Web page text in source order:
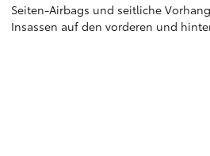
Seiten-Airbags und seitliche
Insassen auf den vorderen und